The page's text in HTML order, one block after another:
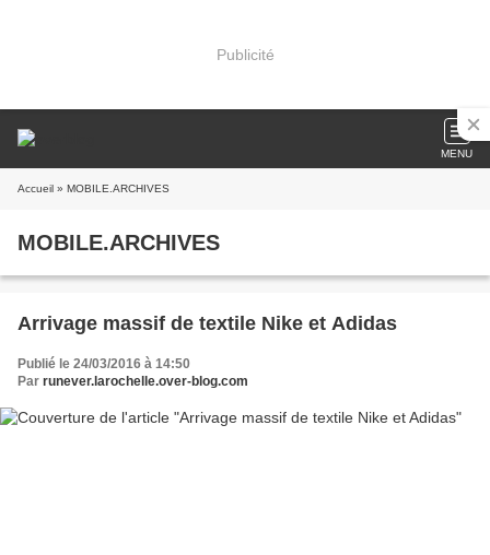
Publicité
MENU
Accueil » MOBILE.ARCHIVES
MOBILE.ARCHIVES
Arrivage massif de textile Nike et Adidas
Publié le 24/03/2016 à 14:50
Par runever.larochelle.over-blog.com